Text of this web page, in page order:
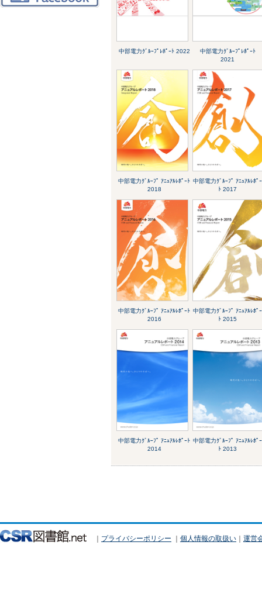
中部電力ｸﾞﾙｰﾌﾟﾚﾎﾟｰﾄ 2022
中部電力ｸﾞﾙｰﾌﾟﾚﾎﾟｰﾄ
2021
中部電力ｸﾞﾙｰﾌﾟ ｱﾆｭｱﾙﾚﾎﾟｰﾄ
2018
中部電力ｸﾞﾙｰﾌﾟ ｱﾆｭｱﾙﾚﾎﾟｰ
ﾄ 2017
中部電力ｸﾞﾙｰﾌﾟ ｱﾆｭｱﾙﾚﾎﾟｰﾄ
2016
中部電力ｸﾞﾙｰﾌﾟ ｱﾆｭｱﾙﾚﾎﾟｰ
ﾄ 2015
中部電力ｸﾞﾙｰﾌﾟ ｱﾆｭｱﾙﾚﾎﾟｰﾄ
2014
中部電力ｸﾞﾙｰﾌﾟ ｱﾆｭｱﾙﾚﾎﾟｰ
ﾄ 2013
｜ プライバシーポリシー ｜ 個人情報の取扱い ｜ 運営